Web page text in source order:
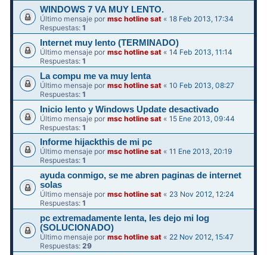
WINDOWS 7 VA MUY LENTO.
Último mensaje pormsc hotline sat «18 Feb 2013, 17:34
Respuestas:1
Internet muy lento (TERMINADO)
Último mensaje pormsc hotline sat «14 Feb 2013, 11:14
Respuestas:1
La compu me va muy lenta
Último mensaje pormsc hotline sat «10 Feb 2013, 08:27
Respuestas:1
Inicio lento y Windows Update desactivado
Último mensaje pormsc hotline sat «15 Ene 2013, 09:44
Respuestas:1
Informe hijackthis de mi pc
Último mensaje pormsc hotline sat «11 Ene 2013, 20:19
Respuestas:1
ayuda conmigo, se me abren paginas de internet
solas
Último mensaje pormsc hotline sat « 23 Nov 2012, 12:24
Respuestas:1
pc extremadamente lenta, les dejo mi log
(SOLUCIONADO)
Último mensaje pormsc hotline sat « 22 Nov 2012, 15:47
Respuestas:29